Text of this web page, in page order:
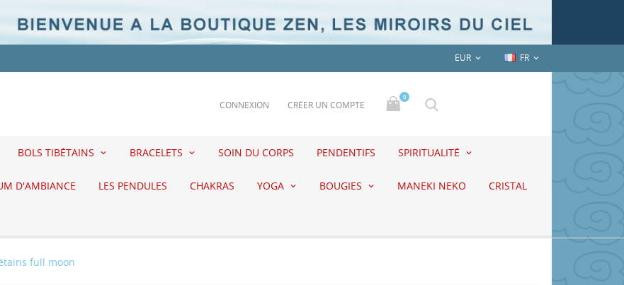
EUR  FR 
CONNEXION CRÉER UN COMPTE
0
BOLS TIBÉTAINS BRACELETS SOIN DU CORPS PENDENTIFS SPIRITUALITÉ
D'AMBIANCE LES PENDULES CHAKRAS YOGA BOUGIES MANEKI NEKO CRISTAL
full moon